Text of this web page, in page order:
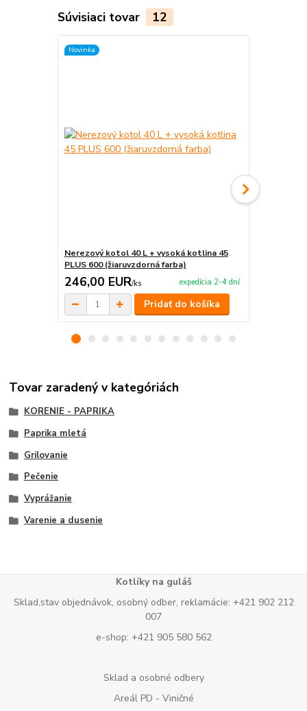
Súvisiaci tovar 12
Novinka
Nerezový kotol 40 L + vysoká kotlina 45
PLUS 600 (žiaruvzdorná farba)
246,00 EUR/ks expedícia 2-4 dní
Pridať do košíka
Tovar zaradený v kategóriách
KORENIE - PAPRIKA
Paprika mletá
Grilovanie
Pečenie
Vyprážanie
Varenie a dusenie
Kotlíky na guláš
Sklad,stav objednávok, osobný odber, reklamácie: +421 902 212
007
e-shop: +421 905 580 562
Sklad a osobné odbery
Areál PD - Viničné